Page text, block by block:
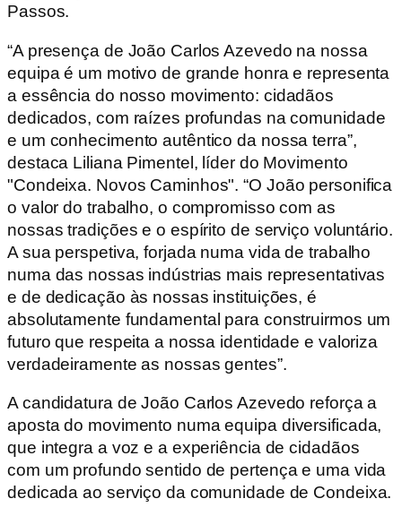
Passos.
“A presença de João Carlos Azevedo na nossa
equipa é um motivo de grande honra e representa
a essência do nosso movimento: cidadãos
dedicados, com raízes profundas na comunidade
e um conhecimento autêntico da nossa terra”,
destaca Liliana Pimentel, líder do Movimento
"Condeixa. Novos Caminhos". “O João personifica
o valor do trabalho, o compromisso com as
nossas tradições e o espírito de serviço voluntário.
A sua perspetiva, forjada numa vida de trabalho
numa das nossas indústrias mais representativas
e de dedicação às nossas instituições, é
absolutamente fundamental para construirmos um
futuro que respeita a nossa identidade e valoriza
verdadeiramente as nossas gentes”.
A candidatura de João Carlos Azevedo reforça a
aposta do movimento numa equipa diversificada,
que integra a voz e a experiência de cidadãos
com um profundo sentido de pertença e uma vida
dedicada ao serviço da comunidade de Condeixa.